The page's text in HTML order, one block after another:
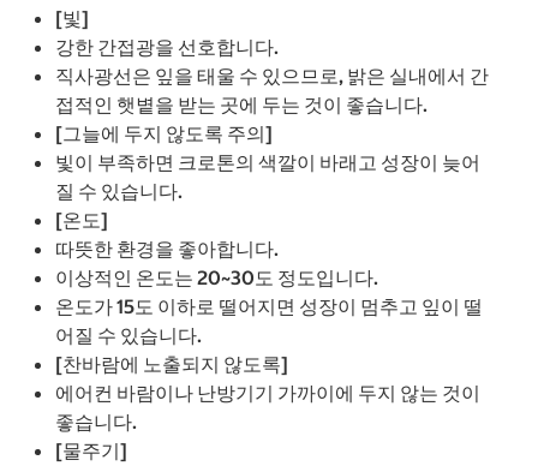
[빛]
강한 간접광을 선호합니다.
직사광선은 잎을 태울 수 있으므로, 밝은 실내에서 간
접적인 햇볕을 받는 곳에 두는 것이 좋습니다.
[그늘에 두지 않도록 주의]
빛이 부족하면 크로톤의 색깔이 바래고 성장이 늦어
질 수 있습니다.
[온도]
따뜻한 환경을 좋아합니다.
이상적인 온도는 20~30도 정도입니다.
온도가 15도 이하로 떨어지면 성장이 멈추고 잎이 떨
어질 수 있습니다.
[찬바람에 노출되지 않도록]
에어컨 바람이나 난방기기 가까이에 두지 않는 것이
좋습니다.
[물주기]